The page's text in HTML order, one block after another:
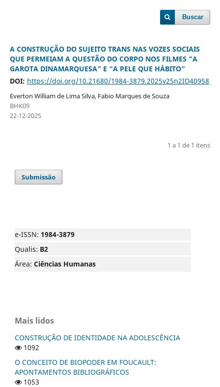
Buscar
A CONSTRUÇÃO DO SUJEITO TRANS NAS VOZES SOCIAIS
QUE PERMEIAM A QUESTÃO DO CORPO NOS FILMES “A
GAROTA DINAMARQUESA” E “A PELE QUE HÁBITO”
DOI: https://doi.org/10.21680/1984-3879.2025v25n2ID40958
Everton William de Lima Silva, Fabio Marques de Souza
BHK09
22-12-2025
1 a 1 de 1 itens
Submissão
e-ISSN: 1984-3879
Qualis: B2
Área: Ciências Humanas
Mais lidos
CONSTRUÇÃO DE IDENTIDADE NA ADOLESCÊNCIA
1092
O CONCEITO DE BIOPODER EM FOUCAULT:
APONTAMENTOS BIBLIOGRÁFICOS
1053